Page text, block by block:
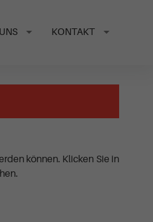
KONTAKT
können. Klicken Sie in